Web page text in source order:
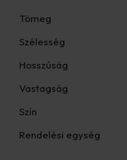
Tömeg
Szélesség
Hosszúság
Vastagság
Szín
Rendelési egység